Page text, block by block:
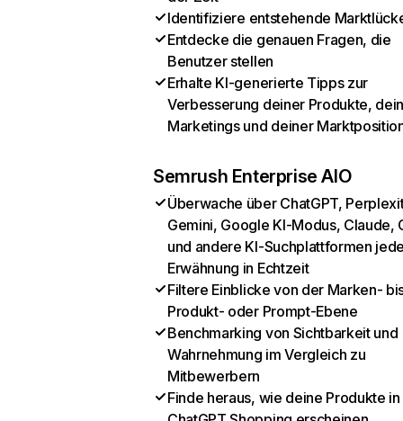
Identifiziere entstehende
Entdecke die genauen Fragen, die
Benutzer stellen
Erhalte KI-generierte Tipps zur
Verbesserung deiner Produkte,
Marketings und deiner
Semrush Enterprise AIO
Überwache über ChatGPT,
Gemini, Google KI-Modus, Claude,
und andere KI-Suchplattformen
Erwähnung in Echtzeit
Filtere Einblicke von der Marken-
Produkt- oder Prompt-Ebene
Benchmarking von Sichtbarkeit und
Wahrnehmung im Vergleich zu
Mitbewerbern
Finde heraus, wie deine Produkte in